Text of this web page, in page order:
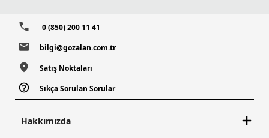
0 (850) 200 11 41
bilgi@gozalan.com.tr
Satış Noktaları
Sıkça Sorulan Sorular
Hakkımızda